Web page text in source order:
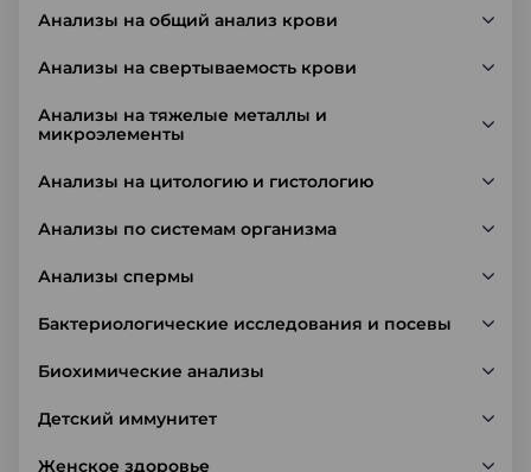
Анализы на общий анализ крови
Анализы на свертываемость крови
Анализы на тяжелые металлы и
микроэлементы
Анализы на цитологию и гистологию
Анализы по системам организма
Анализы спермы
Бактериологические исследования и посевы
Биохимические анализы
Детский иммунитет
Женское здоровье